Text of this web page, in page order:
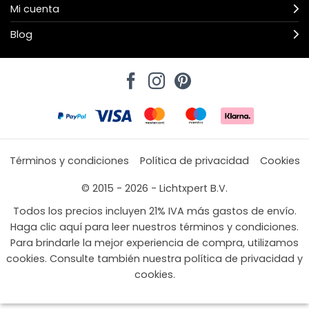
Mi cuenta
Blog
Términos y condiciones Política de privacidad
Cookies
© 2015 - 2026 - Lichtxpert B.V.
Todos los precios incluyen 21% IVA más gastos de envío.
Haga clic aquí para leer nuestros términos y condiciones.
Para brindarle la mejor experiencia de compra, utilizamos
cookies. Consulte también nuestra política de privacidad y
cookies.